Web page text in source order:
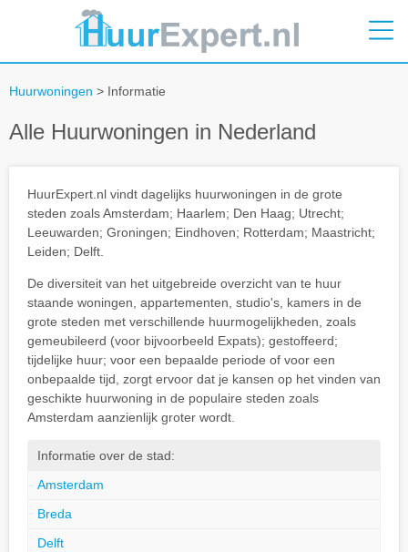
Huurwoningen > Informatie
Alle Huurwoningen in Nederland
HuurExpert.nl vindt dagelijks huurwoningen in de grote
steden zoals Amsterdam; Haarlem; Den Haag; Utrecht;
Leeuwarden; Groningen; Eindhoven; Rotterdam; Maastricht;
Leiden; Delft.
De diversiteit van het uitgebreide overzicht van te huur
staande woningen, appartementen, studio's, kamers in de
grote steden met verschillende huurmogelijkheden, zoals
gemeubileerd (voor bijvoorbeeld Expats); gestoffeerd;
tijdelijke huur; voor een bepaalde periode of voor een
onbepaalde tijd, zorgt ervoor dat je kansen op het vinden van
geschikte huurwoning in de populaire steden zoals
Amsterdam aanzienlijk groter wordt.
Informatie over de stad:
Amsterdam
Breda
Delft